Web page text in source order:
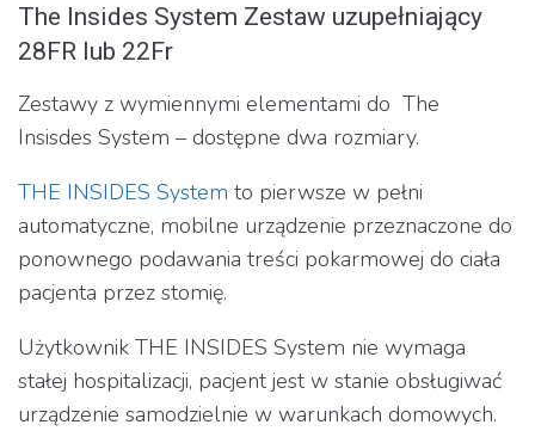
The Insides System Zestaw uzupełniający
28FR lub 22Fr
Zestawy z wymiennymi elementami do The
Insisdes System – dostępne dwa rozmiary.
THE INSIDES System to pierwsze w pełni
automatyczne, mobilne urządzenie przeznaczone do
ponownego podawania treści pokarmowej do ciała
pacjenta przez stomię.
Użytkownik THE INSIDES System nie wymaga
stałej hospitalizacji, pacjent jest w stanie obsługiwać
urządzenie samodzielnie w warunkach domowych.